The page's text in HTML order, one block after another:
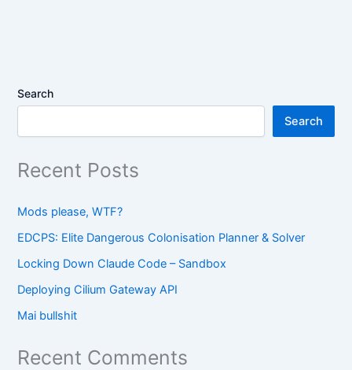
Search
Search
Recent Posts
Mods please, WTF?
EDCPS: Elite Dangerous Colonisation Planner & Solver
Locking Down Claude Code – Sandbox
Deploying Cilium Gateway API
Mai bullshit
Recent Comments